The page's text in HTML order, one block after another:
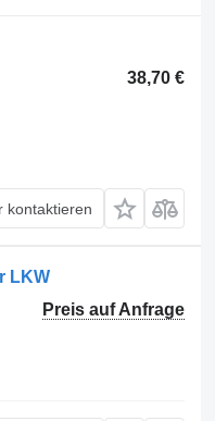
38,70 €
kontaktieren
LKW
Preis auf Anfrage